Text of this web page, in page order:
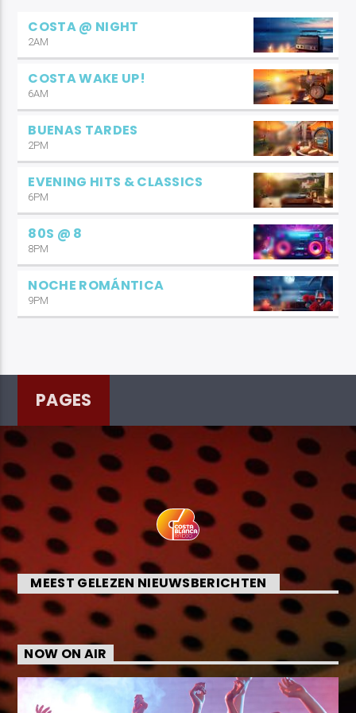
COSTA @ NIGHT
2AM
COSTA WAKE UP!
6AM
BUENAS TARDES
2PM
EVENING HITS & CLASSICS
6PM
80S @ 8
8PM
NOCHE ROMÁNTICA
9PM
PAGES
MEEST GELEZEN NIEUWSBERICHTEN
NOW ON AIR